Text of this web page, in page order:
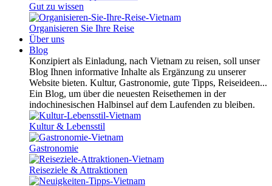
Gut zu wissen
Organisieren Sie Ihre Reise
Über uns
Blog
Konzipiert als Einladung, nach Vietnam zu reisen, soll unser
Blog Ihnen informative Inhalte als Ergänzung zu unserer
Website bieten. Kultur, Gastronomie, gute Tipps, Reiseideen...
Ein Blog, um über die neuesten Reisethemen in der
indochinesischen Halbinsel auf dem Laufenden zu bleiben.
Kultur & Lebensstil
Gastronomie
Reiseziele & Attraktionen